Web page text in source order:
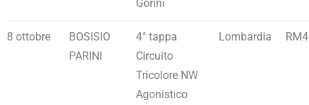
Gorini
8 ottobre
BOSISIO
PARINI
4° tappa
Circuito
Tricolore NW
Agonistico
Lombardia